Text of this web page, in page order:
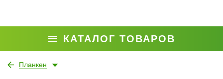
КАТАЛОГ ТОВАРОВ
Планкен